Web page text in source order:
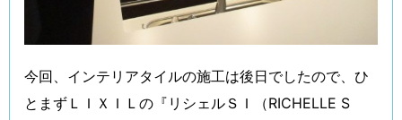
今回、インテリアタイルの施工は後日でしたので、ひ
とまずＬＩＸＩＬの『リシェルＳＩ（RICHELLE S